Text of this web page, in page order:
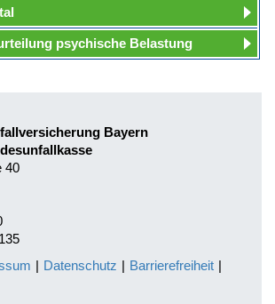
psychische Belastung
Bayern
40
| Datenschutz | Barrierefreiheit |